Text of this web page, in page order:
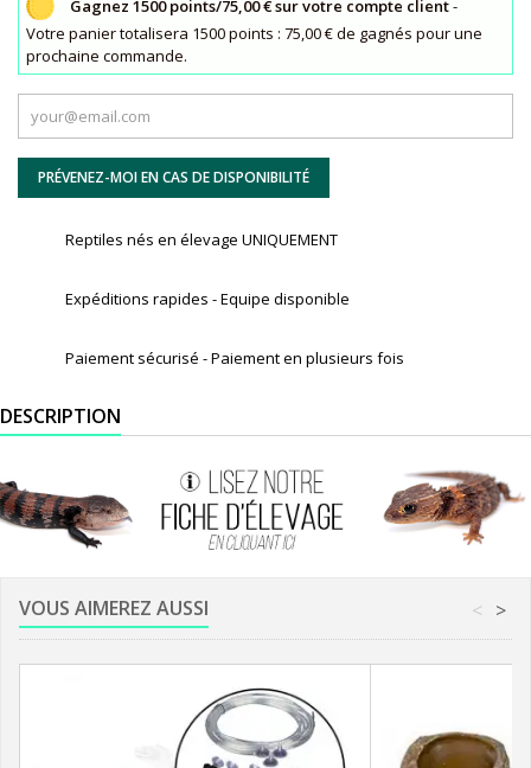
Gagnez 1500 points/75,00 € sur votre compte client-
Votre panier totalisera 1500 points : 75,00 € de gagnés pour une
prochaine commande.
PRÉVENEZ-MOI EN CAS DE DISPONIBILITÉ
Reptiles nés en élevage UNIQUEMENT
Expéditions rapides - Equipe disponible
Paiement sécurisé - Paiement en plusieurs fois
DESCRIPTION
VOUS AIMEREZ AUSSI >
<